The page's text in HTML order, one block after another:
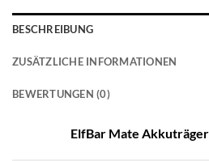
BESCHREIBUNG
ZUSÄTZLICHE INFORMATIONEN
BEWERTUNGEN (0)
ElfBar Mate